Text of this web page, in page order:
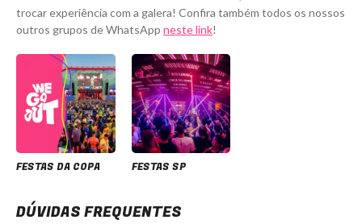
trocar experiência com a galera! Confira também todos os nossos
outros grupos de WhatsApp neste link!
FESTAS DA COPA FESTAS SP
DÚVIDAS FREQUENTES